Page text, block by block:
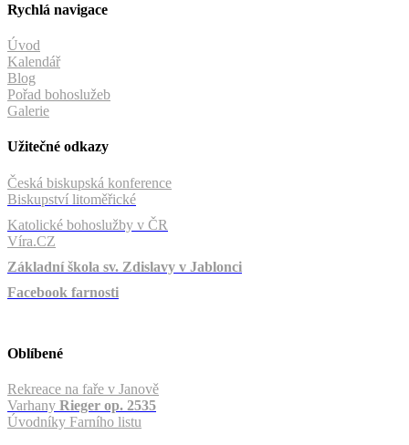
Rychlá navigace
Úvod
Kalendář
Blog
Pořad bohoslužeb
Galerie
Užitečné odkazy
Česká biskupská konference
Biskupství litoměřické
Katolické bohoslužby v ČR
Víra.CZ
Základní škola sv. Zdislavy v Jablonci
Facebook farnosti
Oblíbené
Rekreace na faře v Janově
Varhany Rieger op. 2535
Úvodníky Farního listu